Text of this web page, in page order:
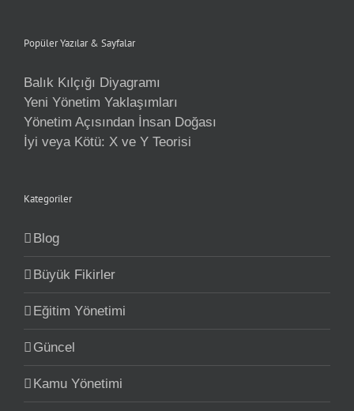
Popüler Yazılar & Sayfalar
Balık Kılçığı Diyagramı
Yeni Yönetim Yaklaşımları
Yönetim Açısından İnsan Doğası
İyi veya Kötü: X ve Y Teorisi
Kategoriler
Blog
Büyük Fikirler
Eğitim Yönetimi
Güncel
Kamu Yönetimi